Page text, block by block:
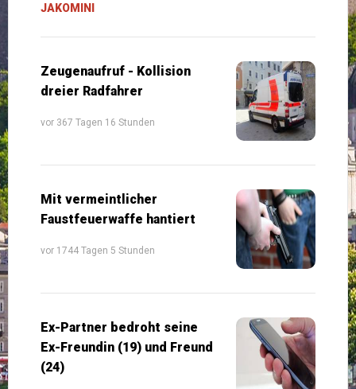
JAKOMINI
Zeugenaufruf - Kollision
dreier Radfahrer
vor 367 Tagen 16 Stunden
Mit vermeintlicher
Faustfeuerwaffe hantiert
vor 1744 Tagen 5 Stunden
Ex-Partner bedroht seine
Ex-Freundin (19) und Freund
(24)